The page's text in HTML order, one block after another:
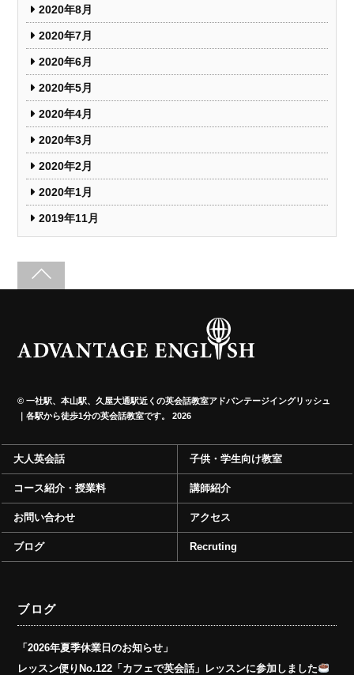
2020年8月
2020年7月
2020年6月
2020年5月
2020年4月
2020年3月
2020年2月
2020年1月
2019年11月
©一社駅、本山駅、久屋大通駅近くの英会話教室アドバンテージイングリッシュ
｜各駅から徒歩1分の英会話教室です。
2026
大人英会話 子供・学生向け教室
コース紹介・授業料 講師紹介
お問い合わせ アクセス
ブログ Recruting
ブログ
「2026年夏季休業日のお知らせ」
レッスン便りNo.122「カフェで英会話」レッスンに参加しました